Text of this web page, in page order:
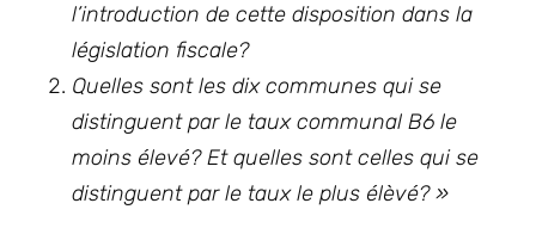
l’introduction de cette disposition dans la
législation fiscale?
Quelles sont les dix communes qui se
distinguent par le taux communal B6 le
moins élevé? Et quelles sont celles qui se
distinguent par le taux le plus élèvé?»